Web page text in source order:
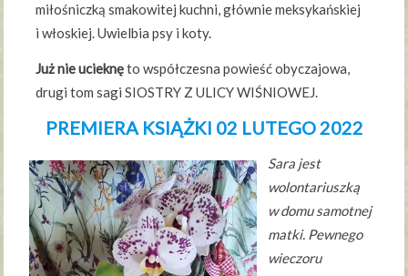
miłośniczką smakowitej kuchni, głównie meksykańskiej
i włoskiej. Uwielbia psy i koty.
Już nie ucieknęto współczesna powieść obyczajowa,
drugi tom sagi SIOSTRY Z ULICY WIŚNIOWEJ.
PREMIERA KSIĄŻKI 02 LUTEGO 2022
Sara jest
wolontariuszką
w domu samotnej
matki. Pewnego
wieczoru